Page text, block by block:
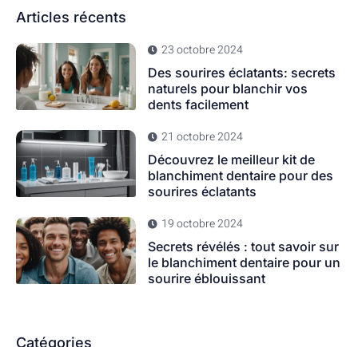
Articles récents
23 octobre 2024
Des sourires éclatants: secrets
naturels pour blanchir vos
dents facilement
21 octobre 2024
Découvrez le meilleur kit de
blanchiment dentaire pour des
sourires éclatants
19 octobre 2024
Secrets révélés : tout savoir sur
le blanchiment dentaire pour un
sourire éblouissant
Catégories